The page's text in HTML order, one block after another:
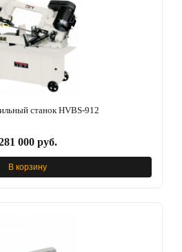
станок HVBS-912
000 руб.
В корзину